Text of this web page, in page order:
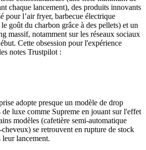
chaque lancement), des produits innovants
pour l’air fryer, barbecue électrique
goût du charbon grâce à des pellets) et un
massif, notamment sur les réseaux sociaux
Cette obsession pour l'expérience
notes Trustpilot :
adopte presque un modèle de drop
de luxe comme Supreme en jouant sur l'effet
modèles (cafetière semi-automatique
se retrouvent en rupture de stock
leur lancement.